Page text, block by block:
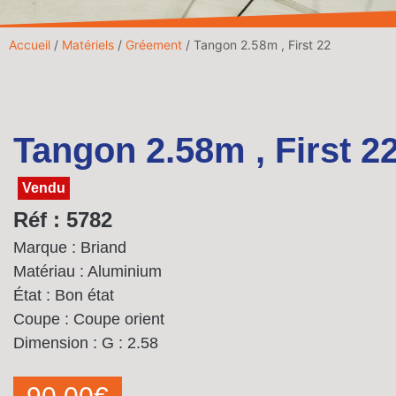
Accueil / Matériels / Gréement / Tangon 2.58m , First 22
Tangon 2.58m , First
Vendu
Réf : 5782
Marque : Briand
Matériau : Aluminium
État : Bon état
Coupe : Coupe orient
Dimension : G : 2.58